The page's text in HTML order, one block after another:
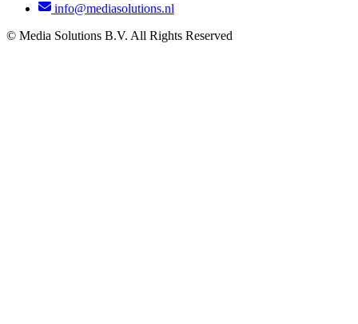
info@mediasolutions.nl
© Media Solutions B.V. All Rights Reserved